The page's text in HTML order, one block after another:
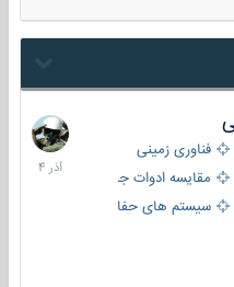
فناوری زمینی
مقایسه ادوات جنگی
سیستم های حفاظت فعال
21
آذر
1404